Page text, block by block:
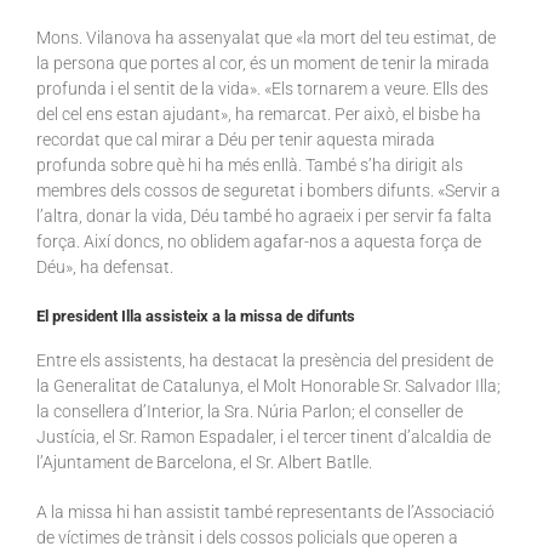
Mons. Vilanova ha assenyalat que «la mort del teu estimat, de
la persona que portes al cor, és un moment de tenir la mirada
profunda i el sentit de la vida». «Els tornarem a veure. Ells des
del cel ens estan ajudant», ha remarcat. Per això, el bisbe ha
recordat que cal mirar a Déu per tenir aquesta mirada
profunda sobre què hi ha més enllà. També s’ha dirigit als
membres dels cossos de seguretat i bombers difunts. «Servir a
l’altra, donar la vida, Déu també ho agraeix i per servir fa falta
força. Així doncs, no oblidem agafar-nos a aquesta força de
Déu», ha defensat.
El president Illa assisteix a la missa de difunts
Entre els assistents, ha destacat la presència del president de
la Generalitat de Catalunya, el Molt Honorable Sr. Salvador Illa;
la consellera d’Interior, la Sra. Núria Parlon; el conseller de
Justícia, el Sr. Ramon Espadaler, i el tercer tinent d’alcaldia de
l’Ajuntament de Barcelona, el Sr. Albert Batlle.
A la missa hi han assistit també representants de l’Associació
de víctimes de trànsit i dels cossos policials que operen a